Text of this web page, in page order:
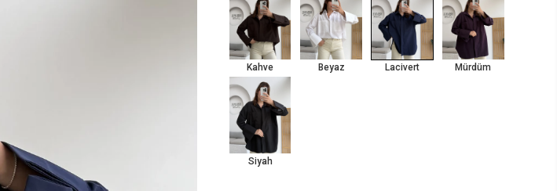
Kahve Beyaz Lacivert Mürdüm
Siyah